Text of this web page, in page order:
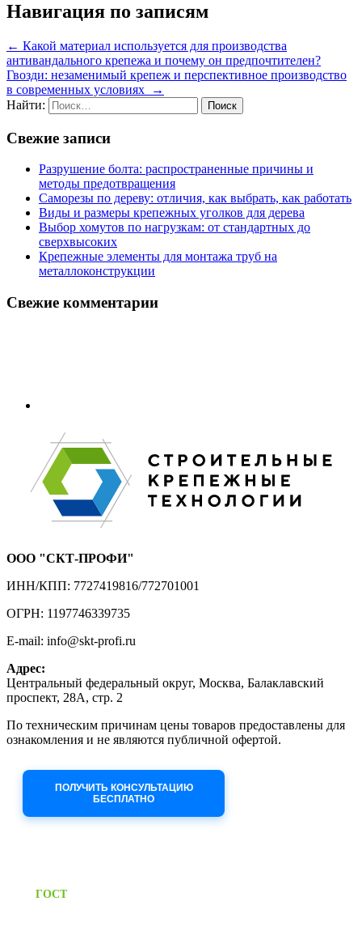
Навигация по записям
← Какой материал используется для производства
антивандального крепежа и почему он предпочтителен?
Гвозди: незаменимый крепеж и перспективное производство
в современных условиях
→
Найти:
Свежие записи
Разрушение болта: распространенные причины и
методы предотвращения
Саморезы по дереву: отличия, как выбрать, как работать
Виды и размеры крепежных уголков для дерева
Выбор хомутов по нагрузкам: от стандартных до
сверхвысоких
Крепежные элементы для монтажа труб на
металлоконструкции
Свежие комментарии
ООО "СКТ-ПРОФИ"
ИНН/КПП: 7727419816/772701001
ОГРН: 1197746339735
E-mail: info@skt-profi.ru
Адрес:
Центральный федеральный округ, Москва, Балаклавский
проспект, 28А, стр. 2
По техническим причинам цены товаров предоставлены для
ознакомления и не являются публичной офертой.
ПОЛУЧИТЬ КОНСУЛЬТАЦИЮ
БЕСПЛАТНО
ГОСТПредоставляем паспорт